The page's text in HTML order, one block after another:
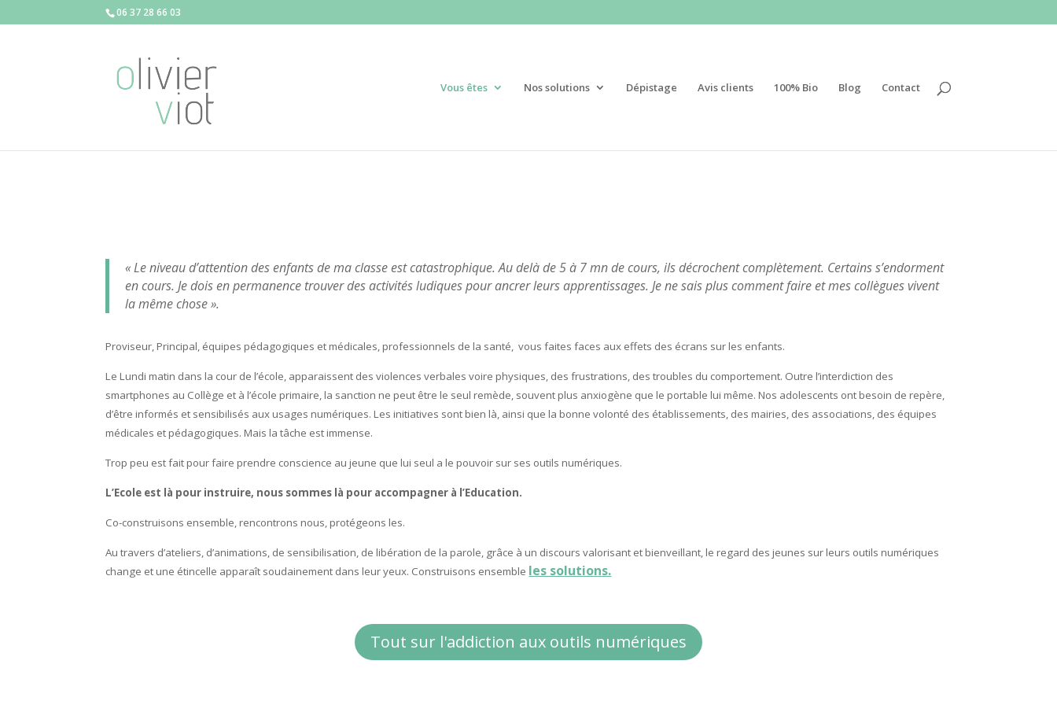
06 37 28 66 03
Vous êtes Nos solutions Dépistage Avis clients 100% Bio Blog Contact
« Le niveau d’attention des enfants de ma classe est catastrophique. Au delà de 5 à 7 mn de cours, ils décrochent complètement. Certains s’endorment
en cours. Je dois en permanence trouver des activités ludiques pour ancrer leurs apprentissages. Je ne sais plus comment faire et mes collègues vivent
la même chose ».
Proviseur, Principal, équipes pédagogiques et médicales, professionnels de la santé, vous faites faces aux effets des écrans sur les enfants.
Le Lundi matin dans la cour de l’école, apparaissent des violences verbales voire physiques, des frustrations, des troubles du comportement. Outre l’interdiction des
smartphones au Collège et à l’école primaire, la sanction ne peut être le seul remède, souvent plus anxiogène que le portable lui même. Nos adolescents ont besoin de repère,
d’être informés et sensibilisés aux usages numériques. Les initiatives sont bien là, ainsi que la bonne volonté des établissements, des mairies, des associations, des équipes
médicales et pédagogiques. Mais la tâche est immense.
Trop peu est fait pour faire prendre conscience au jeune que lui seul a le pouvoir sur ses outils numériques.
L’Ecole est là pour instruire, nous sommes là pour accompagner à l’Education.
Co-construisons ensemble, rencontrons nous, protégeons les.
Au travers d’ateliers, d’animations, de sensibilisation, de libération de la parole, grâce à un discours valorisant et bienveillant, le regard des jeunes sur leurs outils numériques
change et une étincelle apparaît soudainement dans leur yeux. Construisons ensemble les solutions.
Tout sur l'addiction aux outils numériques